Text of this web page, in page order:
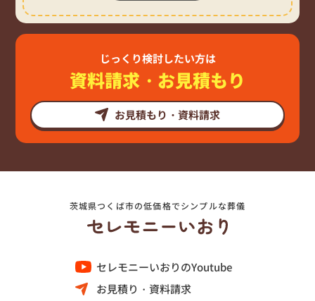
じっくり検討したい方は
資料請求・お見積もり
お見積もり・資料請求
茨城県つくば市の低価格でシンプルな葬儀
セレモニーいおりのYoutube
お見積り・資料請求